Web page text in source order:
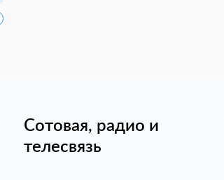
Сотовая, радио и
телесвязь